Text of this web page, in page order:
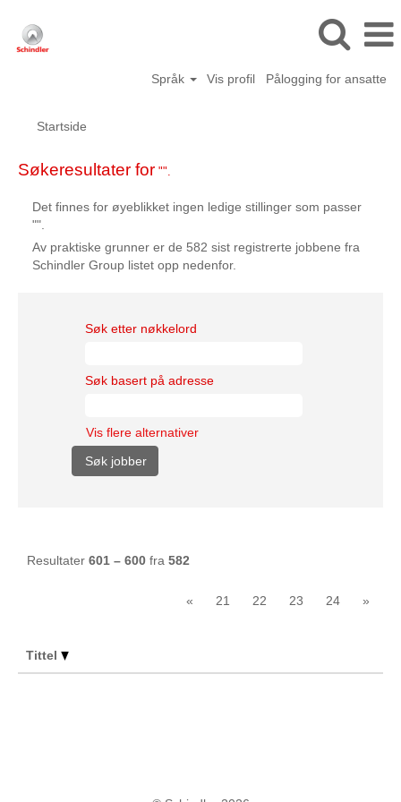
Språk Vis profil Pålogging for ansatte
Startside
Søkeresultater for "".
Det finnes for øyeblikket ingen ledige stillinger som passer
"".
Av praktiske grunner er de 582 sist registrerte jobbene fra
Schindler Group listet opp nedenfor.
Søk etter nøkkelord
Søk basert på adresse
Vis flere alternativer
Resultater 601 – 600 fra 582
« 21 22 23 24 »
Tittel